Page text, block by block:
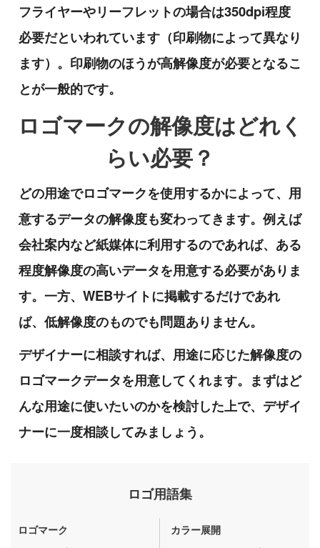
フライヤーやリーフレットの場合は350dpi程度
必要だといわれています（印刷物によって異なり
ます）。印刷物のほうが高解像度が必要となるこ
とが一般的です。
ロゴマークの解像度はどれく
らい必要？
どの用途でロゴマークを使用するかによって、用
意するデータの解像度も変わってきます。例えば
会社案内など紙媒体に利用するのであれば、ある
程度解像度の高いデータを用意する必要がありま
す。一方、WEBサイトに掲載するだけであれ
ば、低解像度のものでも問題ありません。
デザイナーに相談すれば、用途に応じた解像度の
ロゴマークデータを用意してくれます。まずはど
んな用途に使いたいのかを検討した上で、デザイ
ナーに一度相談してみましょう。
ロゴ用語集
ロゴマーク
カラー展開